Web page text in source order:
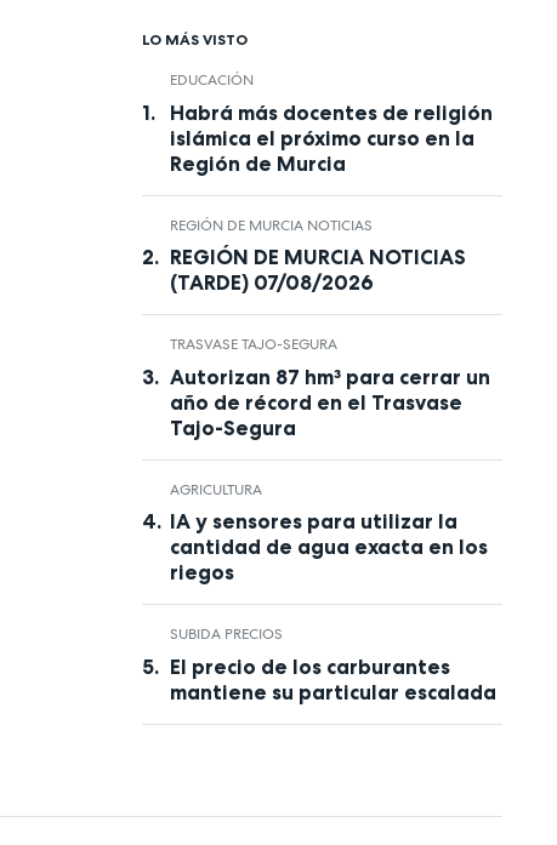
LO MÁS VISTO
EDUCACIÓN
Habrá más docentes de religión
islámica el próximo curso en la
Región de Murcia
REGIÓN DE MURCIA NOTICIAS
REGIÓN DE MURCIA NOTICIAS
(TARDE) 07/08/2026
TRASVASE TAJO-SEGURA
Autorizan 87 hm³ para cerrar un
año de récord en el Trasvase
Tajo-Segura
AGRICULTURA
IA y sensores para utilizar la
cantidad de agua exacta en los
riegos
SUBIDA PRECIOS
El precio de los carburantes
mantiene su particular escalada